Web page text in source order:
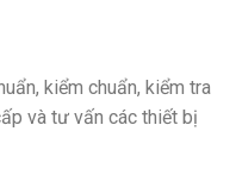
kiểm chuẩn, kiểm tra
và tư vấn các thiết bị